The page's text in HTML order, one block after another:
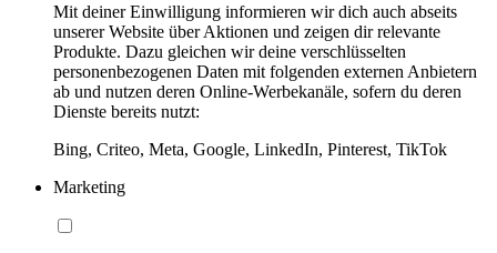
Mit deiner Einwilligung informieren wir dich auch abseits
unserer Website über Aktionen und zeigen dir relevante
Produkte. Dazu gleichen wir deine verschlüsselten
personenbezogenen Daten mit folgenden externen Anbietern
ab und nutzen deren Online-Werbekanäle, sofern du deren
Dienste bereits nutzt:
Bing, Criteo, Meta, Google, LinkedIn, Pinterest, TikTok
Marketing